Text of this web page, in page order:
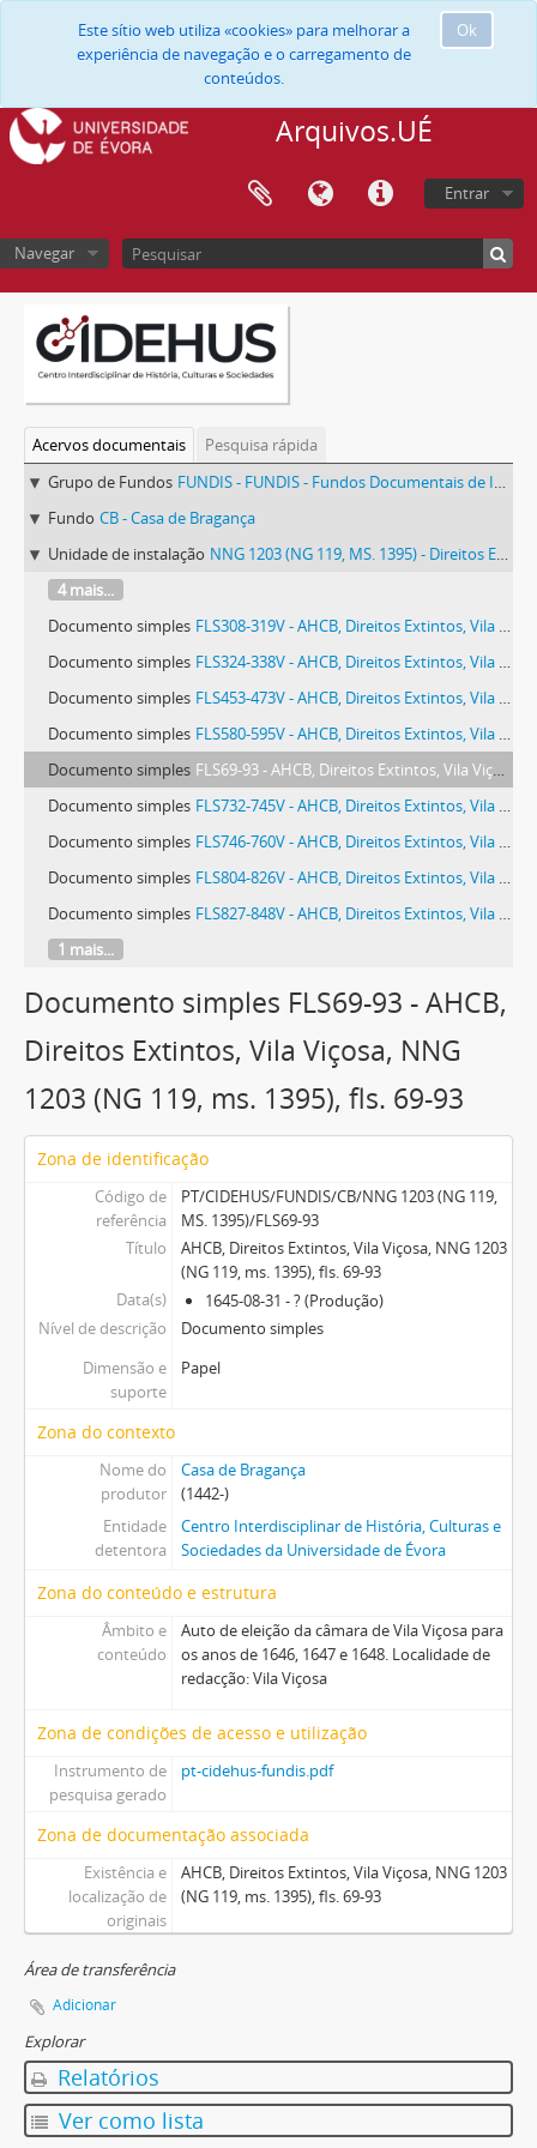
Ok
Este sítio web utiliza «cookies» para melhorar a
experiência de navegação e o carregamento de
conteúdos.
Arquivos.UÉ
Entrar
Navegar
Acervos documentais
Pesquisa rápida
Grupo de Fundos FUNDIS - FUNDIS - Fundos Documentais de Instituições do Sul
Fundo CB - Casa de Bragança
Unidade de instalação NNG 1203 (NG 119, MS. 1395) - Direitos Extintos, Vila Viçosa
4 mais...
Documento simples FLS308-319V - AHCB, Direitos Extintos, Vila Viçosa, NNG 1203 (NG 119, ms. 1395), fls. 308-319v
Documento simples FLS324-338V - AHCB, Direitos Extintos, Vila Viçosa, NNG 1203 (NG 119, ms. 1395), fls. 324-338v
Documento simples FLS453-473V - AHCB, Direitos Extintos, Vila Viçosa, NNG 1203 (NG 119, ms. 1395), fls. 453-473v
Documento simples FLS580-595V - AHCB, Direitos Extintos, Vila Viçosa, NNG 1203 (NG 119, ms. 1395), fls. 580-595v
Documento simples FLS69-93 - AHCB, Direitos Extintos, Vila Viçosa, NNG 1203 (NG 119, ms. 1395), fls. 69-93
Documento simples FLS732-745V - AHCB, Direitos Extintos, Vila Viçosa, NNG 1203 (NG 119, ms. 1395), fls. 732-745v
Documento simples FLS746-760V - AHCB, Direitos Extintos, Vila Viçosa, NNG 1203 (NG 119, ms. 1395), fls. 746-760v
Documento simples FLS804-826V - AHCB, Direitos Extintos, Vila Viçosa, NNG 1203 (NG 119, ms. 1395), fls. 804-826v
Documento simples FLS827-848V - AHCB, Direitos Extintos, Vila Viçosa, NNG 1203 (NG 119, ms. 1395), fls. 827-848v
1 mais...
Documento simples FLS69-93 - AHCB,
Direitos Extintos, Vila Viçosa, NNG
1203 (NG 119, ms. 1395), fls. 69-93
Zona de identificação
Código de
referência
PT/CIDEHUS/FUNDIS/CB/NNG 1203 (NG 119,
MS. 1395)/FLS69-93
Título
AHCB, Direitos Extintos, Vila Viçosa, NNG 1203
(NG 119, ms. 1395), fls. 69-93
Data(s)
1645-08-31 - ? (Produção)
Nível de descrição
Documento simples
Dimensão e
suporte
Papel
Zona do contexto
Nome do
produtor
Casa de Bragança
(1442-)
Entidade
detentora
Centro Interdisciplinar de História, Culturas e
Sociedades da Universidade de Évora
Zona do conteúdo e estrutura
Âmbito e
conteúdo
Auto de eleição da câmara de Vila Viçosa para
os anos de 1646, 1647 e 1648. Localidade de
redacção: Vila Viçosa
Zona de condições de acesso e utilização
Instrumento de
pesquisa gerado
pt-cidehus-fundis.pdf
Zona de documentação associada
Existência e
localização de
originais
AHCB, Direitos Extintos, Vila Viçosa, NNG 1203
(NG 119, ms. 1395), fls. 69-93
Área de transferência
Adicionar
Explorar
Relatórios
Ver como lista